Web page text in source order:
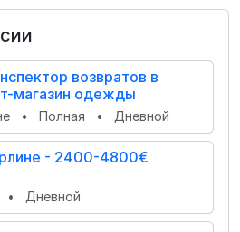
возвратов в
магазин одежды
• Полная • Дневной
- 2400-4800€
• Дневной